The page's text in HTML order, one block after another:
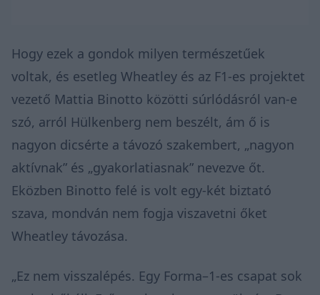
Hogy ezek a gondok milyen természetűek
voltak, és esetleg Wheatley és az F1-es projektet
vezető Mattia Binotto közötti súrlódásról van-e
szó, arról Hülkenberg nem beszélt, ám ő is
nagyon dicsérte a távozó szakembert, „nagyon
aktívnak” és „gyakorlatiasnak” nevezve őt.
Eközben Binotto felé is volt egy-két biztató
szava, mondván nem fogja viszavetni őket
Wheatley távozása.
„Ez nem visszalépés. Egy Forma–1-es csapat sok